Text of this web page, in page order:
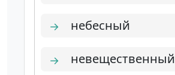
→ небесный
→ невещественный